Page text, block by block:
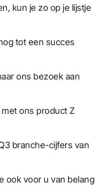
kun je zo op je lijstje
tot een succes
ons bezoek aan
ons product Z
branche-cijfers van
ook voor u van belang